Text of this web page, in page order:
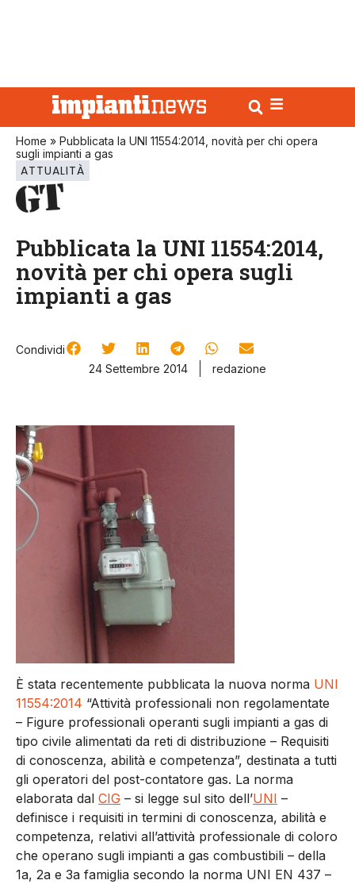
Home » Pubblicata la UNI 11554:2014, novità per chi opera
sugli impianti a gas
ATTUALITÀ
Pubblicata la UNI 11554:2014,
novità per chi opera sugli
impianti a gas
Condividi
24 Settembre 2014
redazione
È stata recentemente pubblicata la nuova norma UNI
11554:2014 “Attività professionali non regolamentate
– Figure professionali operanti sugli impianti a gas di
tipo civile alimentati da reti di distribuzione – Requisiti
di conoscenza, abilità e competenza”, destinata a tutti
gli operatori del post-contatore gas. La norma
elaborata dal CIG – si legge sul sito dell’UNI –
definisce i requisiti in termini di conoscenza, abilità e
competenza, relativi all’attività professionale di coloro
che operano sugli impianti a gas combustibili – della
1a, 2a e 3a famiglia secondo la norma UNI EN 437 –